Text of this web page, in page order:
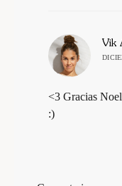
Vik
<3 Gracias
:)